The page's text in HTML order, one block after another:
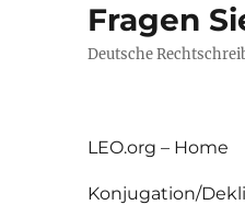
Fragen
Deutsche
LEO.org – Home
Konjugation/